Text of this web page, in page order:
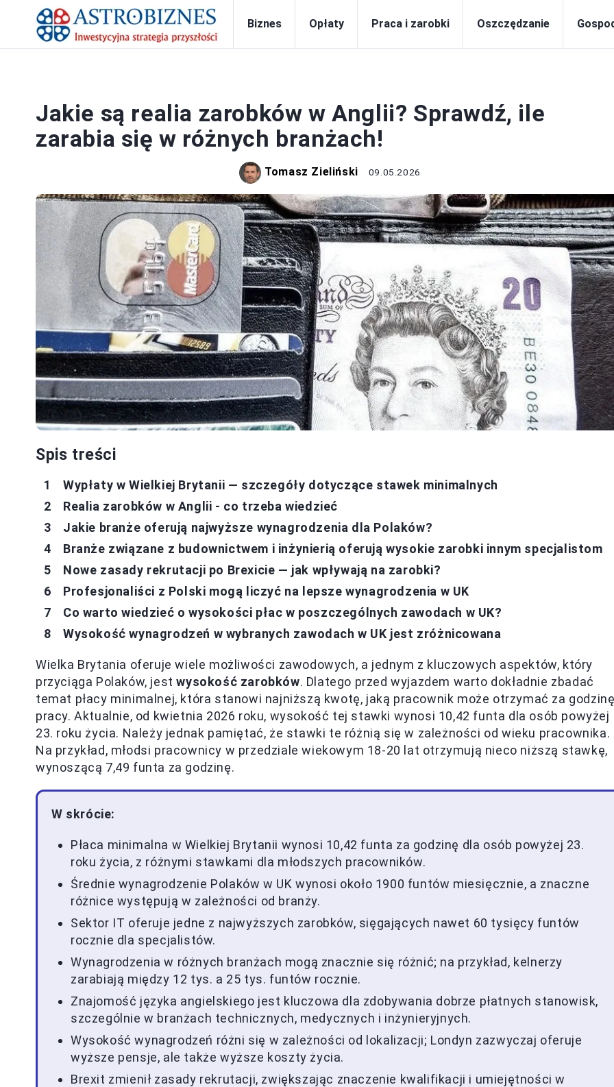
Biznes Opłaty Praca i zarobki Oszczędzanie
Jakie są realia zarobków w Anglii? Sprawdź, ile
zarabia się w różnych branżach!
Tomasz Zieliński 09.05.2026
Spis treści
Wypłaty w Wielkiej Brytanii — szczegóły dotyczące stawek minimalnych
Realia zarobków w Anglii - co trzeba wiedzieć
Jakie branże oferują najwyższe wynagrodzenia dla Polaków?
Branże związane z budownictwem i inżynierią oferują wysokie zarobki innym specjalistom
Nowe zasady rekrutacji po Brexicie — jak wpływają na zarobki?
Profesjonaliści z Polski mogą liczyć na lepsze wynagrodzenia w UK
Co warto wiedzieć o wysokości płac w poszczególnych zawodach w UK?
Wysokość wynagrodzeń w wybranych zawodach w UK jest zróżnicowana
Wielka Brytania oferuje wiele możliwości zawodowych, a jednym z kluczowych aspektów, który
przyciąga Polaków, jestwysokość zarobków. Dlatego przed wyjazdem warto dokładnie zbadać
temat płacy minimalnej, która stanowi najniższą kwotę, jaką pracownik może otrzymać za
pracy. Aktualnie, od kwietnia 2026 roku, wysokość tej stawki wynosi 10,42 funta dla osób powyżej
23. roku życia. Należy jednak pamiętać, że stawki te różnią się w zależności od wieku pracownika.
Na przykład, młodsi pracownicy w przedziale wiekowym 18-20 lat otrzymują nieco niższą stawkę,
wynoszącą 7,49 funta za godzinę.
W skrócie:
Płaca minimalna w Wielkiej Brytanii wynosi 10,42 funta za godzinę dla osób powyżej 23.
roku życia, z różnymi stawkami dla młodszych pracowników.
Średnie wynagrodzenie Polaków w UK wynosi około 1900 funtów miesięcznie, a znaczne
różnice występują w zależności od branży.
Sektor IT oferuje jedne z najwyższych zarobków, sięgających nawet 60 tysięcy funtów
rocznie dla specjalistów.
Wynagrodzenia w różnych branżach mogą znacznie się różnić; na przykład, kelnerzy
zarabiają między 12 tys. a 25 tys. funtów rocznie.
Znajomość języka angielskiego jest kluczowa dla zdobywania dobrze płatnych stanowisk,
szczególnie w branżach technicznych, medycznych i inżynieryjnych.
Wysokość wynagrodzeń różni się w zależności od lokalizacji; Londyn zazwyczaj oferuje
wyższe pensje, ale także wyższe koszty życia.
Brexit zmienił zasady rekrutacji, zwiększając znaczenie kwalifikacji i umiejętności w